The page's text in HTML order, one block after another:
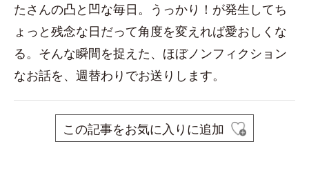
たさんの凸と凹な毎日。うっかり！が発生してち
ょっと残念な日だって角度を変えれば愛おしくな
る。そんな瞬間を捉えた、ほぼノンフィクション
なお話を、週替わりでお送りします。
この記事をお気に入りに追加